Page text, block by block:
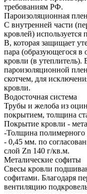
требованиям РФ.
Пароизоляционная
С внутренней части
кровлей)
В, которая защищает
пара (образующегося
кровли (в утеплитель).
пароизоляционной
скотчем, для
кровли.
Водосточная система
Трубы и желоба из
покрытием, толщина
Покрытие кровли -
-Толщина
- 0,45 мм. по
слой Zn 140 г/кв.м.
Металические софиты
Свесы кровли
софитами. Благодаря
вентиляцию